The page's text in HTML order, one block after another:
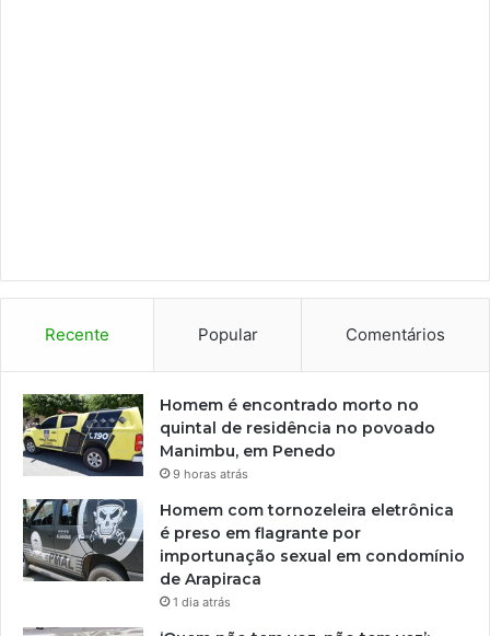
Recente Popular Comentários
Homem é encontrado morto no
quintal de residência no povoado
Manimbu, em Penedo
9 horas atrás
Homem com tornozeleira eletrônica
é preso em flagrante por
importunação sexual em condomínio
de Arapiraca
1 dia atrás